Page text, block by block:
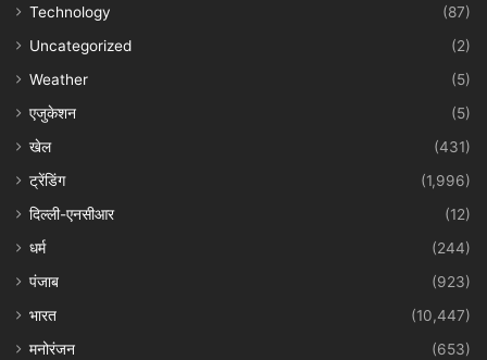
Technology
(87)
Uncategorized
(2)
Weather
(5)
एजुकेशन
(5)
खेल
(431)
ट्रेंडिंग
(1,996)
दिल्ली-एनसीआर
(12)
धर्म
(244)
पंजाब
(923)
भारत
(10,447)
मनोरंजन
(653)